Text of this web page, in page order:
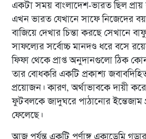
একটা সময় বাংলাদেশ-ভারত ছিল
এখন ভারত যেখানে সাফে নিজেদের
বাজিয়ে দেখার চিন্তা করছে সেখানে
সাফল্যের সর্বোচ্চ মানদণ্ড ধরে বসে
ফিফা থেকে প্রাপ্ত অনুদানগুলো ঠিক
তার বোধকরি একটি প্রকাশ্য
প্রয়োজন। কারণ, অর্থাভাবকে দায়ী
ফুটবলকে জাদুঘরে পাঠানোর ইন্তেজাম
ফেলেছে।
আজ পর্যন্ত একটি পূর্ণাঙ্গ একাডেমি